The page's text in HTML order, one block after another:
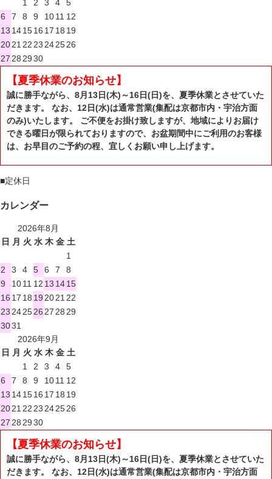
1 2 3 4
5
6
7 8 9 1011 12
13 141516 17 18 19
20212223242526
27282930
【夏季休業のお知らせ】
誠に勝手ながら、8月13日(木)～16日(日)を、夏季休業とさせていた
だきます。 なお、12日(水)は通常営業(集配は京都市内・宇治方面
のみ)いたします。 ご不便をお掛け致しますが、地域によりお届け
できる曜日が限られておりますので、お盆期間中にご利用のお客様
は、お早目のご予約の程、宜しくお願い申し上げます。
■定休日
カレンダー
2026年8月
日
月 火 水 木 金 土
1
2
3 4 5 6 7
8
9
1011 12 13 1415
16 17 18 19 2021 22
23 242526 27 28 29
3031
2026年9月
日
月 火 水 木 金 土
1
2 3 4
5
6
7 8 9 1011 12
13 141516 17 18 19
2021 22 23 242526
27 28 2930
【夏季休業のお知らせ】
誠に勝手ながら、8月13日(木)～16日(日)を、夏季休業とさせていた
だきます。 なお、12日(水)は通常営業(集配は京都市内・宇治方面